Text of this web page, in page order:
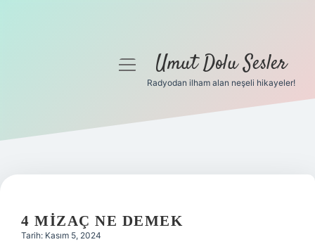
Gizlilik Politikası
Yasal Uyarı
menüyüUmut Dolu Sesler
Radyodan ilham alan neşeli hikayeler!
4 MIZAÇ NE DEMEK
Tarih: Kasım 5, 2024